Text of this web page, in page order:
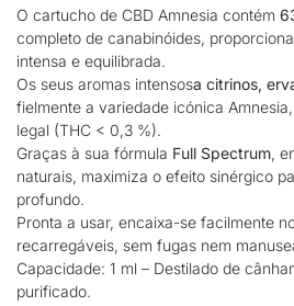
O cartucho de CBD Amnesia contém
completo de canabinóides,
intensa e equilibrada.
Os seus aromas intensosa citrinos,
fielmente a variedade icónica
legal (THC < 0,3 %).
Graças à sua fórmula Full Spectrum,
naturais, maximiza o efeito sinérgico
profundo.
Pronta a usar, encaixa-se facilmente
recarregáveis, sem fugas nem
Capacidade: 1 ml – Destilado de
purificado.